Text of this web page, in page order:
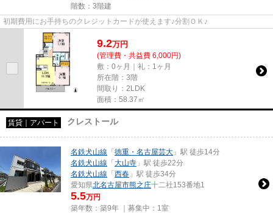
階数：3階建
初期費用にお手持ちのクレジットカードが使えます♪分割ＯＫ♪
9.2万円
(管理費・共益費 6,000円)
敷：0ヶ月｜礼：1ヶ月
所在階：3階
間取り：2LDK
面積：58.37㎡
賃貸｜アパート クレストール
名鉄犬山線 「 徳重・名古屋芸大 」駅 徒歩14分
名鉄犬山線 「 大山寺 」駅 徒歩22分
名鉄犬山線 「 西春 」駅 徒歩34分
愛知県北名古屋市熊之庄十二社153番地1
5.5万円
築年数：築9年 ｜募集中： 1室